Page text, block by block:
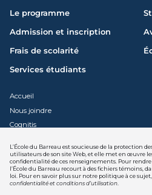
L’École du Barreau est soucieuse de la protection
utilisateurs de son site Web, et elle met en œuvre
confidentialité de ces renseignements. Pour rendre
l’École du Barreau recourt à des fichiers témoins,
loi. Pour en savoir plus sur notre politique à ce
confidentialité et conditions d’utilisation
Le programme
Admission et inscription
Frais de scolarité
Services étudiants
Accueil
Nous joindre
Cognitis
Déclaration de
conditions